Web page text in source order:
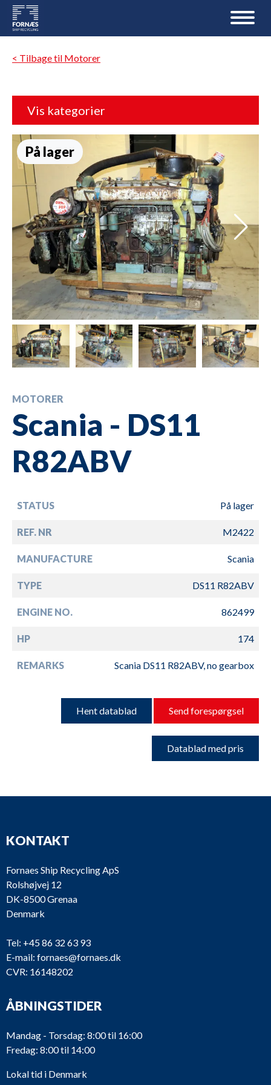
< Tilbage til Motorer
Vis kategorier
På lager
MOTORER
Scania - DS11
R82ABV
STATUS På lager
REF. NR M2422
MANUFACTURE Scania
TYPE DS11 R82ABV
ENGINE NO. 862499
HP 174
REMARKS Scania DS11 R82ABV, no gearbox
Hent datablad Send forespørgsel
Datablad med pris
KONTAKT
Fornaes Ship Recycling ApS
Rolshøjvej 12
DK-8500 Grenaa
Denmark
Tel: +45 86 32 63 93
E-mail: fornaes@fornaes.dk
CVR: 16148202
ÅBNINGSTIDER
Mandag - Torsdag: 8:00 til 16:00
Fredag: 8:00 til 14:00
Lokal tid i Denmark